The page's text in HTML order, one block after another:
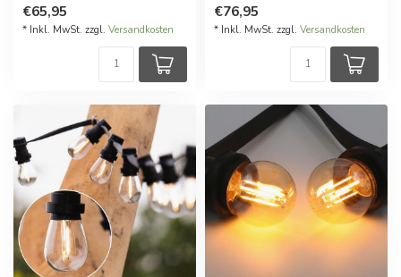
€65,95
* Inkl. MwSt. zzgl. Versandkosten
€76,95
* Inkl. MwSt. zzgl. Versandkosten